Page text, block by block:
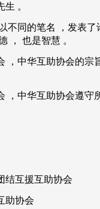
。
不同的笔名 ，发表
， 也是智慧 。
，中华互助协会的宗
，中华互助协会遵守
结互援互助协会
助协会